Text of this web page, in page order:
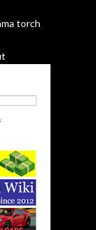
torch